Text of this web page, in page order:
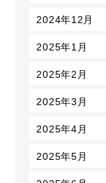
2024年12月
2025年1月
2025年2月
2025年3月
2025年4月
2025年5月